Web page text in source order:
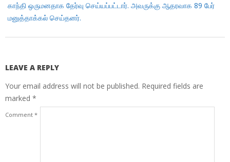
காந்தி ஒருமனதாக தேர்வு செய்யப்பட்டார். அவருக்கு ஆதரவாக 89 பேர்
மனுத்தாக்கல் செய்தனர்.
LEAVE A REPLY
Your email address will not be published. Required fields are
marked *
Comment *